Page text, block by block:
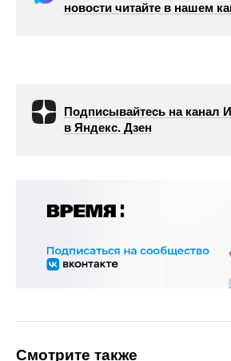
новости читайте в нашем
Подписывайтесь на канал
в Яндекс. Дзен
Смотрите также